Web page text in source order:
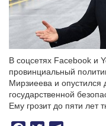
В соцсетях Facebook и
провинциальный
Мирзиеева и
государственной
Ему грозит до пяти лет